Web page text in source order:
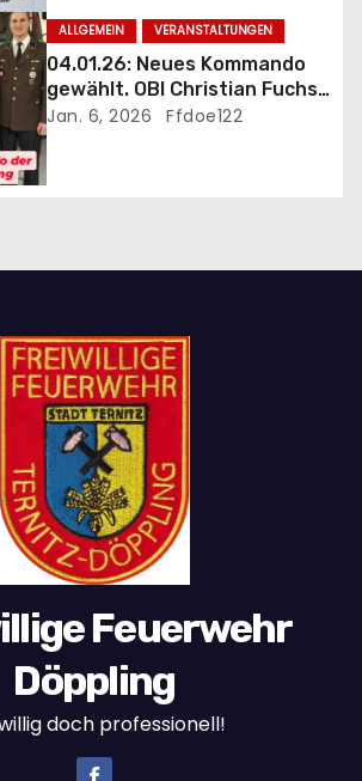
ALLGEMEIN VERANSTALTUNGEN
04.01.26: Neues Kommando
gewählt. OBI Christian Fuchs
als Kommandant bestätigt
Jan. 6, 2026 Ffdoe122
Feuerwehr
Döppling
doch professionell!